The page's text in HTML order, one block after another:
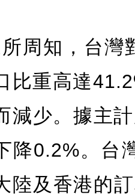
周知，台灣
比重高達
減少。據主
降0.2%。台
陸及香港的